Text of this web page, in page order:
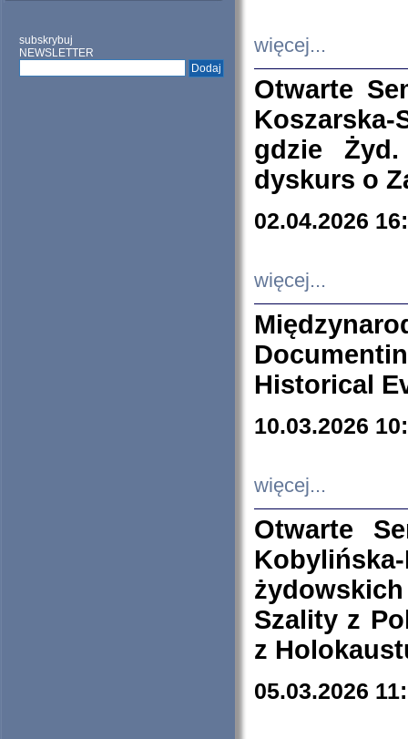
subskrybuj
NEWSLETTER
więcej...
Otwarte
Koszarska-
gdzie
dyskurs o
02.04.2026
więcej...
Historical
10.03.2026
więcej...
Otwarte
Szality z
z
05.03.2026